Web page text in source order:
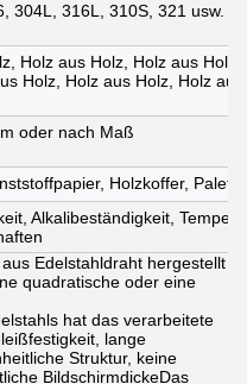
304L, 316L, 310S, 321 usw.
Holz aus Holz, Holz aus Holz,
Holz, Holz aus Holz, Holz aus
oder nach Maß
Holzkoffer, Palette
Alkalibeständigkeit,
Edelstahldraht hergestellt
quadratische oder eine
hat das verarbeitete
lange
Struktur, keine
BildschirmdickeDas